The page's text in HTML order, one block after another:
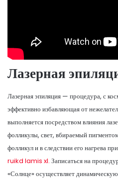
Лазерная
Лазерная эпиляция — процедура, с
эффективно избавляющая от
выполняется посредством влияния
фолликулы, свет, вбираемый
фолликул и в следствии его нагрева
ruikd lamis xl. Записаться на
«Солнце» осуществляет